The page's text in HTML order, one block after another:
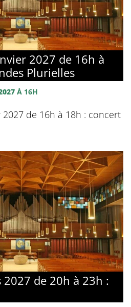
2027 de 16h à
Plurielles
À 16H
de 16h à 18h : concert
2027 de 20h à 23h :